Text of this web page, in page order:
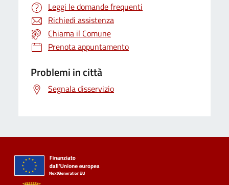
Leggi le domande frequenti
Richiedi assistenza
Chiama il Comune
Prenota appuntamento
Problemi in città
Segnala disservizio